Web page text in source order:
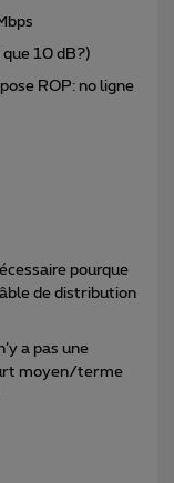
10 dB?)
ROP: no ligne
pourque
de distribution
a pas une
moyen/terme